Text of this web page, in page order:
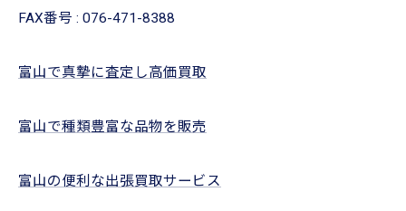
FAX番号 : 076-471-8388
富山で真摯に査定し高価買取
富山で種類豊富な品物を販売
富山の便利な出張買取サービス